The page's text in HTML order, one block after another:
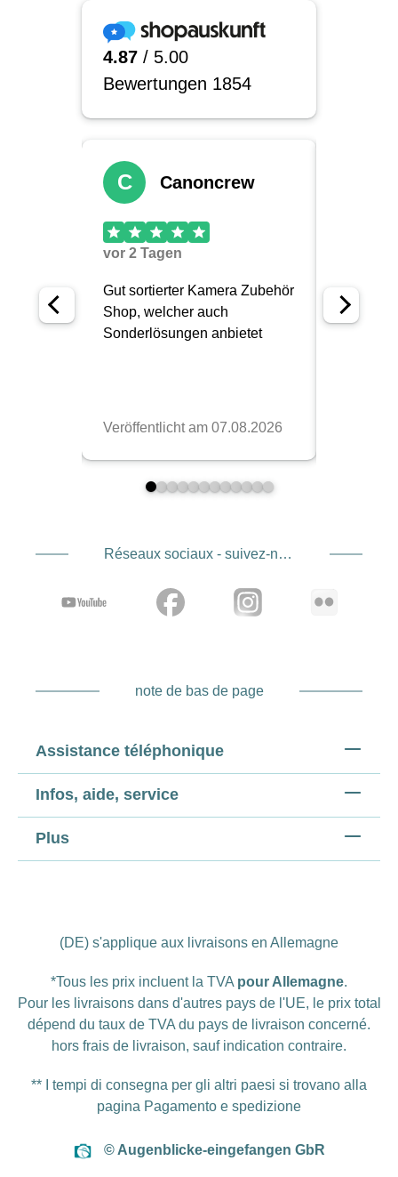
Réseaux sociaux - suivez-nous
note de bas de page
Assistance téléphonique
Infos, aide, service
Plus
(DE) s'applique aux livraisons en Allemagne
*Tous les prix incluent la TVA pour Allemagne.
Pour les livraisons dans d'autres pays de l'UE, le prix total
dépend du taux de TVA du pays de livraison concerné.
hors frais de livraison, sauf indication contraire.
** I tempi di consegna per gli altri paesi si trovano alla
pagina Pagamento e spedizione
© Augenblicke-eingefangen GbR